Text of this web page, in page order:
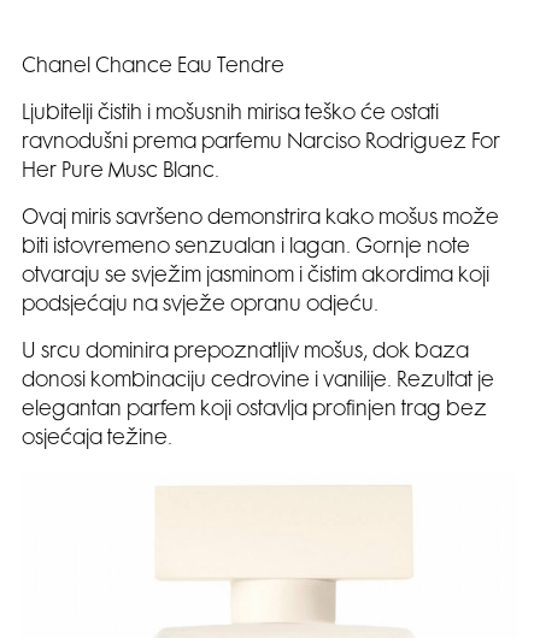
Chanel Chance Eau Tendre
Ljubitelji čistih i mošusnih mirisa teško će ostati
ravnodušni prema parfemu Narciso Rodriguez For
Her Pure Musc Blanc.
Ovaj miris savršeno demonstrira kako mošus može
biti istovremeno senzualan i lagan. Gornje note
otvaraju se svježim jasminom i čistim akordima koji
podsjećaju na svježe opranu odjeću.
U srcu dominira prepoznatljiv mošus, dok baza
donosi kombinaciju cedrovine i vanilije. Rezultat je
elegantan parfem koji ostavlja profinjen trag bez
osjećaja težine.